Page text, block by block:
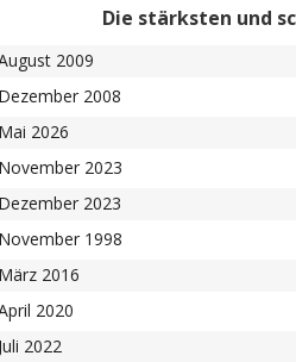
Die stärksten und
2009
Dezember 2008
Mai 2026
November 2023
Dezember 2023
November 1998
März 2016
2020
Juli 2022